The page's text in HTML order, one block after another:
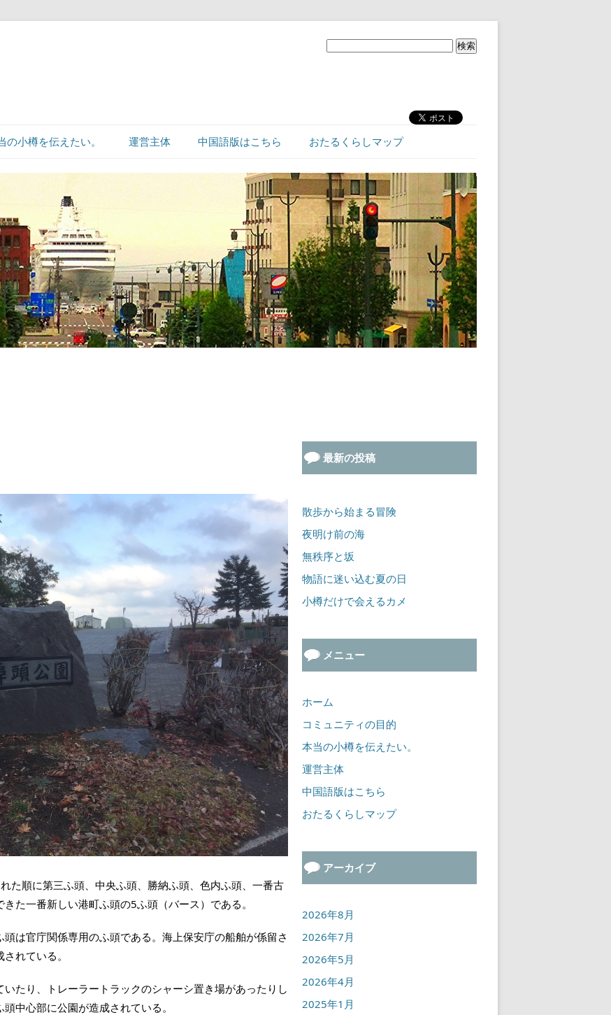
の小樽を伝えたい。 運営主体 中国語版はこちら おたるくらしマップ
た順に第三ふ頭、中央ふ頭、勝納ふ頭、色内ふ頭、一番古
た一番新しい港町ふ頭の5ふ頭（バース）である。
は官庁関係専用のふ頭である。海上保安庁の船舶が係留さ
れている。
たり、トレーラートラックのシャーシ置き場があったりし
中心部に公園が造成されている。
最新の投稿
散歩から始まる冒険
夜明け前の海
無秩序と坂
物語に迷い込む夏の日
小樽だけで会えるカメ
メニュー
ホーム
コミュニティの目的
本当の小樽を伝えたい。
運営主体
中国語版はこちら
おたるくらしマップ
アーカイブ
2026年8月
2026年7月
2026年5月
2026年4月
2025年1月